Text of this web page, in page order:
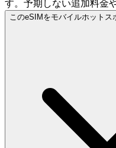
す。予期しない追加料金
このeSIMをモバイルホットス